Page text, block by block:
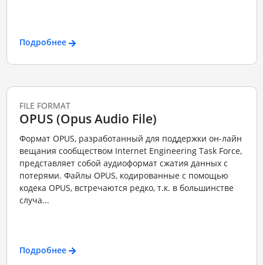
Подробнее
FILE FORMAT
OPUS (Opus Audio File)
Формат OPUS, разработанный для поддержки он-лайн
вещания сообществом Internet Engineering Task Force,
представляет собой аудиоформат сжатия данных с
потерями. Файлы OPUS, кодированные с помощью
кодека OPUS, встречаются редко, т.к. в большинстве
случа...
Подробнее